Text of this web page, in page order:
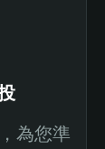
為您準